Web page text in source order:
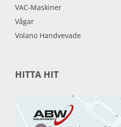
VAC-Maskiner
Vågar
Volano Handvevade
HITTA HIT